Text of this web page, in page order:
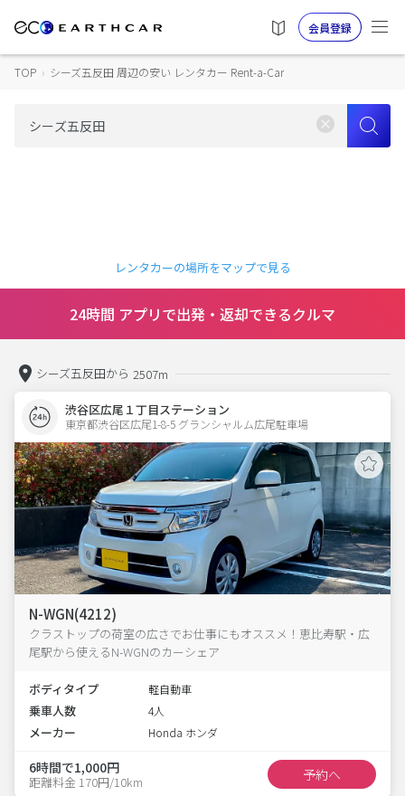
会員登録
TOP › シーズ五反田 周辺の安い レンタカー Rent-a-Car
レンタカーの場所をマップで見る
24時間 アプリで出発・返却できるクルマ
シーズ五反田から 2507m
渋谷区広尾１丁目ステーション
東京都渋谷区広尾1-8-5 グランシャルム広尾駐車場
N-WGN(4212)
クラストップの荷室の広さでお仕事にもオススメ！恵比寿駅・広
尾駅から使えるN-WGNのカーシェア
ボディタイプ 軽自動車
乗車人数 4人
メーカー Honda ホンダ
6時間で1,000円
距離料金 170円/10km 予約へ